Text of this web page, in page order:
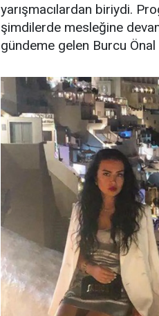
yarışmacılardan biriydi.
şimdilerde mesleğine
gündeme gelen Burcu